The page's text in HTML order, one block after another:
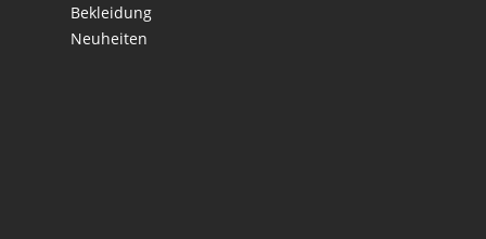
Bekleidung
Neuheiten